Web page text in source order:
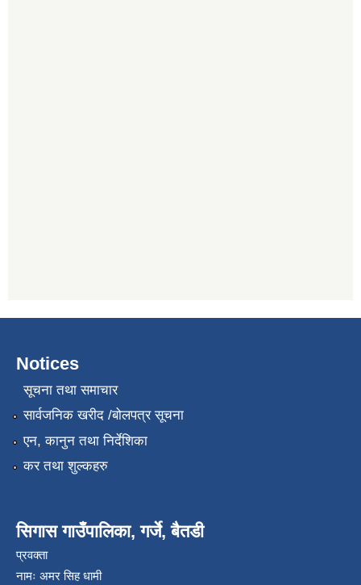
Notices
सूचना तथा समाचार
सार्वजनिक खरीद /बोलपत्र सूचना
एन, कानुन तथा निर्देशिका
कर तथा शुल्कहरु
सिगास गाउँपालिका, गर्जे, बैतडी
प्रवक्ता
नामः अमर सिह धामी